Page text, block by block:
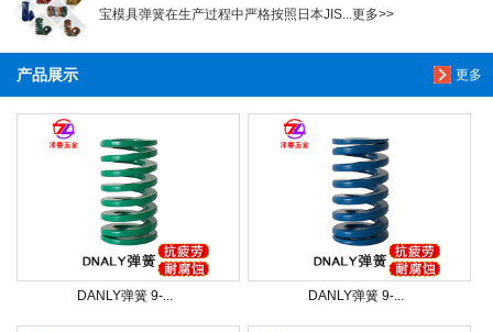
宝模具弹簧在生产过程中严格按照日本JIS...更多>>
更多
产品展示
DANLY弹簧 9-... DANLY弹簧 9-...